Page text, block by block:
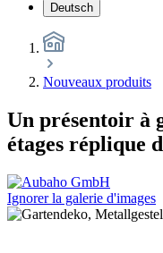
Deutsch
Nouveaux produits
Un présentoir à
étages réplique
Ignorer la galerie d'images